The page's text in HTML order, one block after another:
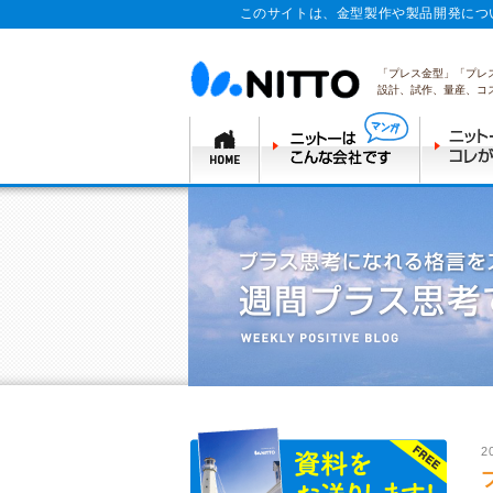
このサイトは、金型製作や製品開発に
「プレス金型」「プ
設計、試作、量産、コ